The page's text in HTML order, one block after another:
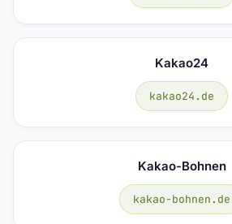
Kakao24
kakao24.de
Kakao-Bohnen
kakao-bohnen.de